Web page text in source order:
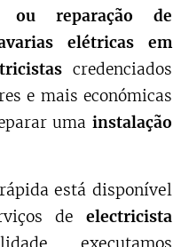
ou reparação de
elétricas em
credenciados
e mais económicas
uma instalação
está disponível
de electricista
executamos